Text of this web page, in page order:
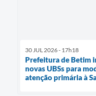
30 JUL 2026 - 17h18
Prefeitura de Betim
novas UBSs para
atenção primária à